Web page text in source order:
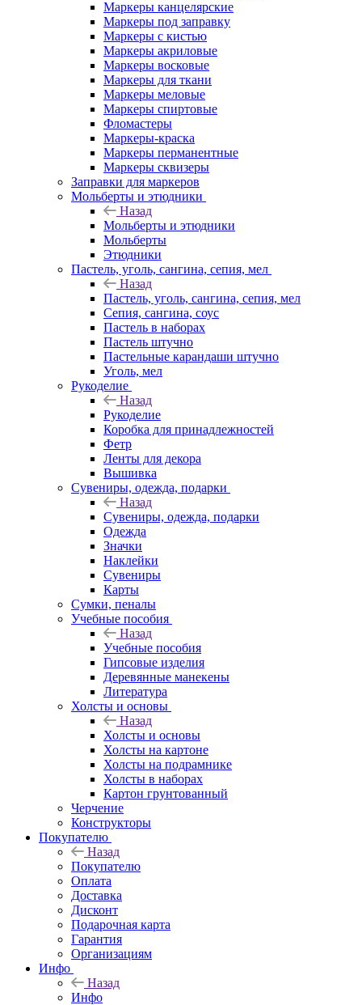
Маркеры канцелярские
Маркеры под заправку
Маркеры с кистью
Маркеры акриловые
Маркеры восковые
Маркеры для ткани
Маркеры меловые
Маркеры спиртовые
Фломастеры
Маркеры-краска
Маркеры перманентные
Маркеры сквизеры
Заправки для маркеров
Мольберты и этюдники
Назад
Мольберты и этюдники
Мольберты
Этюдники
Пастель, уголь, сангина, сепия, мел
Назад
Пастель, уголь, сангина, сепия, мел
Сепия, сангина, соус
Пастель в наборах
Пастель штучно
Пастельные карандаши штучно
Уголь, мел
Рукоделие
Назад
Рукоделие
Коробка для принадлежностей
Фетр
Ленты для декора
Вышивка
Сувениры, одежда, подарки
Назад
Сувениры, одежда, подарки
Одежда
Значки
Наклейки
Сувениры
Карты
Сумки, пеналы
Учебные пособия
Назад
Учебные пособия
Гипсовые изделия
Деревянные манекены
Литература
Холсты и основы
Назад
Холсты и основы
Холсты на картоне
Холсты на подрамнике
Холсты в наборах
Картон грунтованный
Черчение
Конструкторы
Покупателю
Назад
Покупателю
Оплата
Доставка
Дисконт
Подарочная карта
Гарантия
Организациям
Инфо
Назад
Инфо